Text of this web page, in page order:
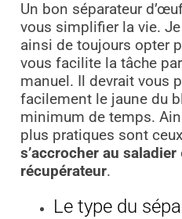
Un bon séparateur
vous simplifier la vie.
ainsi de toujours opter
vous facilite la tâche
manuel. Il devrait vous
facilement le jaune du
minimum de temps.
plus pratiques sont
s’accrocher au saladier
récupérateur.
Le type du